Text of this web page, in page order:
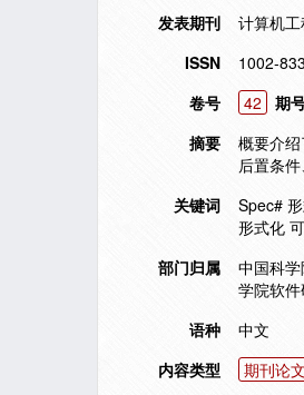
发表期刊
计算机
ISSN
1002-
卷号
42 期
摘要
概要介
后置条
关键词
Spec#
形式化
部门归属
中国科
学院软
语种
中文
内容类型
期刊论文